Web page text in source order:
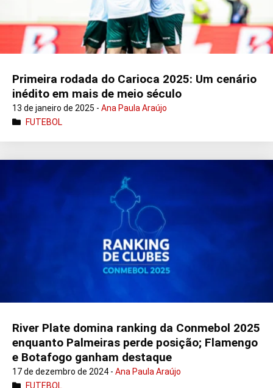
Primeira rodada do Carioca 2025: Um cenário
inédito em mais de meio século
13 de janeiro de 2025 - Ana Paula Araújo
FUTEBOL
River Plate domina ranking da Conmebol 2025
enquanto Palmeiras perde posição; Flamengo
e Botafogo ganham destaque
17 de dezembro de 2024 - Ana Paula Araújo
FUTEBOL